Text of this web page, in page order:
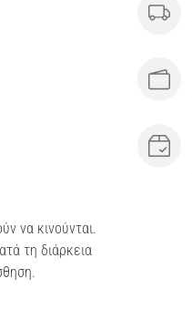
να κινούνται.
τη διάρκεια